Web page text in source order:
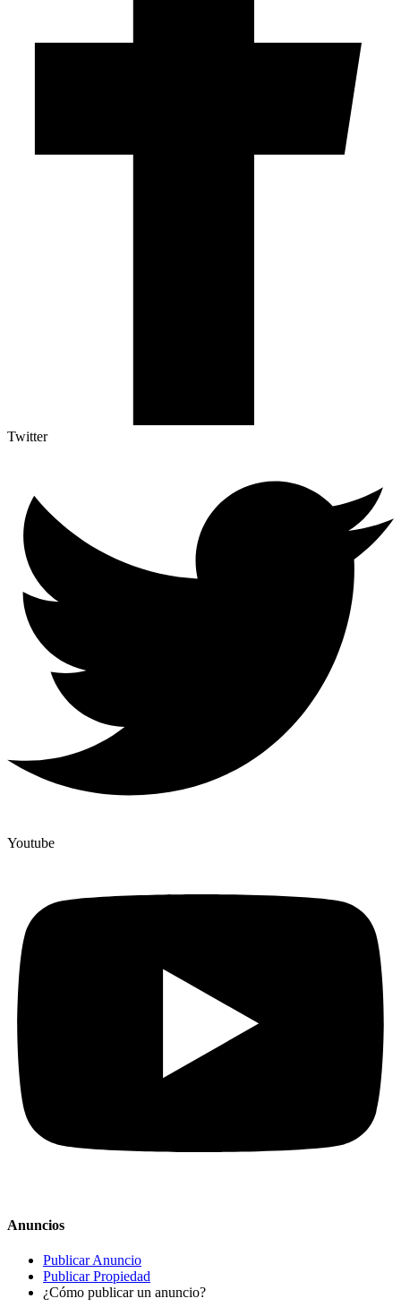
Twitter
Youtube
Anuncios
Publicar Anuncio
Publicar Propiedad
¿Cómo publicar un anuncio?